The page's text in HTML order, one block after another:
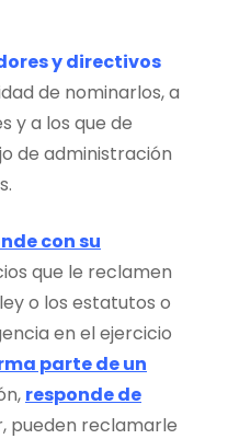
y directivos
de nominarlos, a
y a los que de
de administración
con su
que le reclamen
o los estatutos o
en el ejercicio
parte de un
responde de
pueden reclamarle